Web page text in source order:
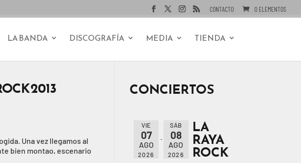
CONTACTO 0 ELEMENTOS
LA BANDA DISCOGRAFÍA MEDIA TIENDA
2013
Una vez llegamos al
bien montao, escenario
CONCIERTOS
VIE
07
AGO
2026
SÁB
08
AGO
2026
LA
RAYA
ROCK